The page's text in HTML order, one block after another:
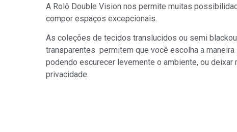
A Rolô Double Vision nos permite muitas
compor espaços excepcionais.
As coleções de tecidos translucidos ou semi
transparentes permitem que você escolha a maneira
podendo escurecer levemente o ambiente, ou deixar
privacidade.